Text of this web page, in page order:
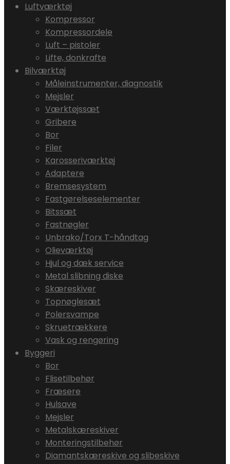
Luftværktøj
Kompressor
Kompressordele
Luft – pistoler
Lifte, donkrafte
Bilværktøj
Måleinstrumenter, diagnostik
Mejsler
Værktøjssæt
Gribere
Bor
Filer
Karosseriværktøj
Adaptere
Bremsesystem
Fastgørelseselementer
Bitssæt
Fastnøgler
Unbrako/Torx T-håndtag
Olieværktøj
Hjul og dæk service
Metal slibning diske
Skæreskiver
Topnøglesæt
Polersvampe
Skruetrækkere
Vask og rengøring
Byggeri
Bor
Flisetilbehør
Fræsere
Hulsave
Mejsler
Metalskæreskiver
Monteringstilbehør
Diamantskæreskive og slibeskive